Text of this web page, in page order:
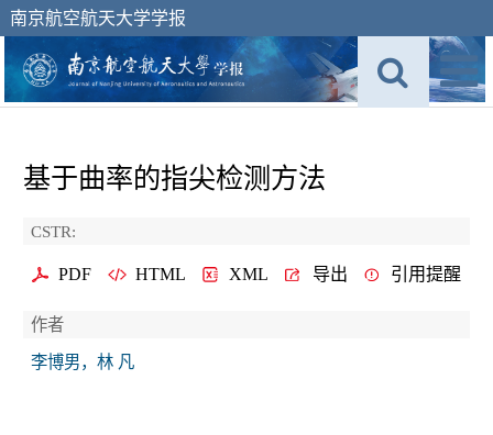
南京航空航天大学学报
基于曲率的指尖检测方法
CSTR:
PDF HTML XML 导出 引用提醒
作者
李博男，林 凡